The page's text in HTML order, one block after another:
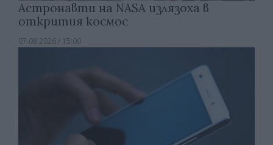
Астронавти на NASA излязоха в
открития космос
07.08.2026 / 15:00